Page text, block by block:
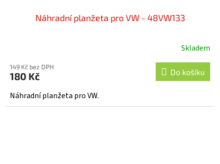
Náhradní planžeta pro VW - 48VW133
Skladem
149 Kč bez DPH
180 Kč Do košíku
Náhradní planžeta pro VW.